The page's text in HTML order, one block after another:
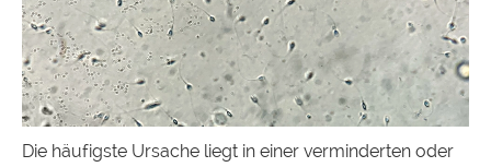
Die häufigste Ursache liegt in einer verminderten oder